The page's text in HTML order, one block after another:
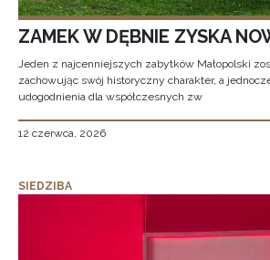
ZAMEK W DĘBNIE ZYSKA
Jeden z najcenniejszych zabytków Małopolski
zachowując swój historyczny charakter, a
udogodnienia dla współczesnych zw
12 czerwca, 2026
SIEDZIBA